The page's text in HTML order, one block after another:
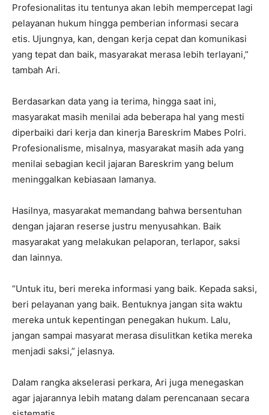
Profesionalitas itu tentunya akan lebih mempercepat lagi
pelayanan hukum hingga pemberian informasi secara
etis. Ujungnya, kan, dengan kerja cepat dan komunikasi
yang tepat dan baik, masyarakat merasa lebih terlayani,”
tambah Ari.
Berdasarkan data yang ia terima, hingga saat ini,
masyarakat masih menilai ada beberapa hal yang mesti
diperbaiki dari kerja dan kinerja Bareskrim Mabes Polri.
Profesionalisme, misalnya, masyarakat masih ada yang
menilai sebagian kecil jajaran Bareskrim yang belum
meninggalkan kebiasaan lamanya.
Hasilnya, masyarakat memandang bahwa bersentuhan
dengan jajaran reserse justru menyusahkan. Baik
masyarakat yang melakukan pelaporan, terlapor, saksi
dan lainnya.
“Untuk itu, beri mereka informasi yang baik. Kepada saksi,
beri pelayanan yang baik. Bentuknya jangan sita waktu
mereka untuk kepentingan penegakan hukum. Lalu,
jangan sampai masyarat merasa disulitkan ketika mereka
menjadi saksi,” jelasnya.
Dalam rangka akselerasi perkara, Ari juga menegaskan
agar jajarannya lebih matang dalam perencanaan secara